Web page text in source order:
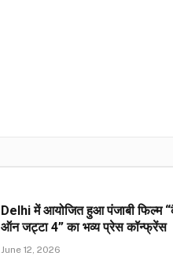
Delhi में आयोजित हुआ पंजाबी फिल्म
ऑन जट्टा 4” का भव्य प्रेस कॉन्फ्रेंस
June 12, 2026